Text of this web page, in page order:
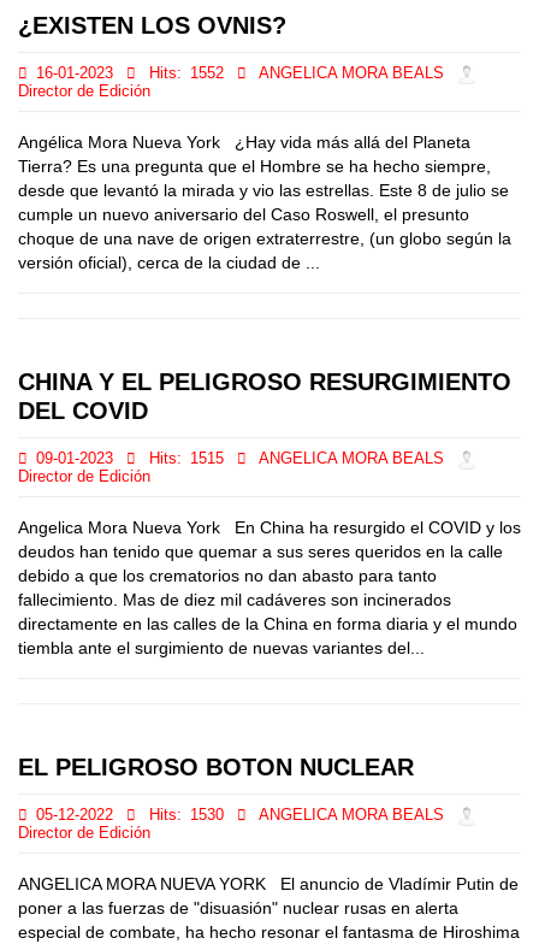
¿EXISTEN LOS OVNIS?
16-01-2023 Hits: 1552
ANGELICA MORA BEALS
Director de Edición
Angélica Mora Nueva York ¿Hay vida más allá del Planeta
Tierra? Es una pregunta que el Hombre se ha hecho siempre,
desde que levantó la mirada y vio las estrellas. Este 8 de julio se
cumple un nuevo aniversario del Caso Roswell, el presunto
choque de una nave de origen extraterrestre, (un globo según la
versión oficial), cerca de la ciudad de ...
CHINA Y EL PELIGROSO RESURGIMIENTO
DEL COVID
09-01-2023 Hits: 1515
ANGELICA MORA BEALS
Director de Edición
Angelica Mora Nueva York En China ha resurgido el COVID y los
deudos han tenido que quemar a sus seres queridos en la calle
debido a que los crematorios no dan abasto para tanto
fallecimiento. Mas de diez mil cadáveres son incinerados
directamente en las calles de la China en forma diaria y el mundo
tiembla ante el surgimiento de nuevas variantes del...
EL PELIGROSO BOTON NUCLEAR
05-12-2022 Hits: 1530
ANGELICA MORA BEALS
Director de Edición
ANGELICA MORA NUEVA YORK El anuncio de Vladímir Putin de
poner a las fuerzas de "disuasión" nuclear rusas en alerta
especial de combate, ha hecho resonar el fantasma de Hiroshima